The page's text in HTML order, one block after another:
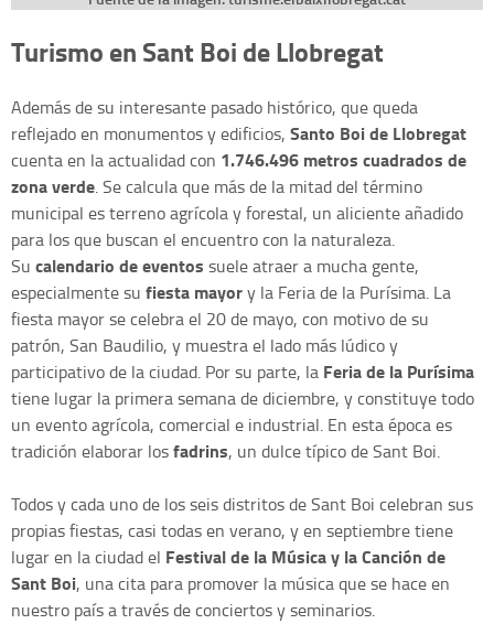
Turismo en Sant Boi de Llobregat
Además de su interesante pasado histórico, que queda
reflejado en monumentos y edificios, Santo Boi de Llobregat
cuenta en la actualidad con 1.746.496 metros cuadrados de
zona verde. Se calcula que más de la mitad del término
municipal es terreno agrícola y forestal, un aliciente añadido
para los que buscan el encuentro con la naturaleza.
Su calendario de eventos suele atraer a mucha gente,
especialmente su fiesta mayory la Feria de la Purísima. La
fiesta mayor se celebra el 20 de mayo, con motivo de su
patrón, San Baudilio, y muestra el lado más lúdico y
participativo de la ciudad. Por su parte, la Feria de la Purísima
tiene lugar la primera semana de diciembre, y constituye todo
un evento agrícola, comercial e industrial. En esta época es
tradición elaborar losfadrins, un dulce típico de Sant Boi.
Todos y cada uno de los seis distritos de Sant Boi celebran sus
propias fiestas, casi todas en verano, y en septiembre tiene
lugar en la ciudad el Festival de la Música y la Canción de
Sant Boi, una cita para promover la música que se hace en
nuestro país a través de conciertos y seminarios.